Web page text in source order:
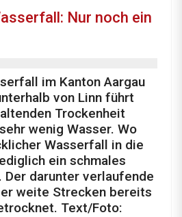
Nur noch ein
im Kanton Aargau
von Linn führt
Trockenheit
wenig Wasser. Wo
Wasserfall in die
ein schmales
Der darunter verlaufende
weite Strecken bereits
Text/Foto: